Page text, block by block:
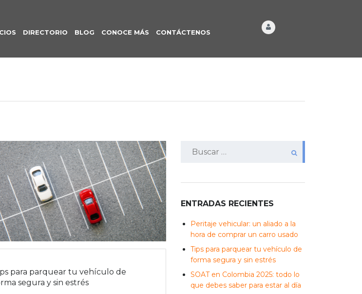
DIRECTORIO BLOG CONOCE MÁS CONTÁCTENOS
para parquear tu vehículo de
segura y sin estrés
ENTRADAS RECIENTES
Peritaje vehicular: un aliado a la
hora de comprar un carro usado
Tips para parquear tu vehículo de
forma segura y sin estrés
SOAT en Colombia 2025: todo lo
que debes saber para estar al día